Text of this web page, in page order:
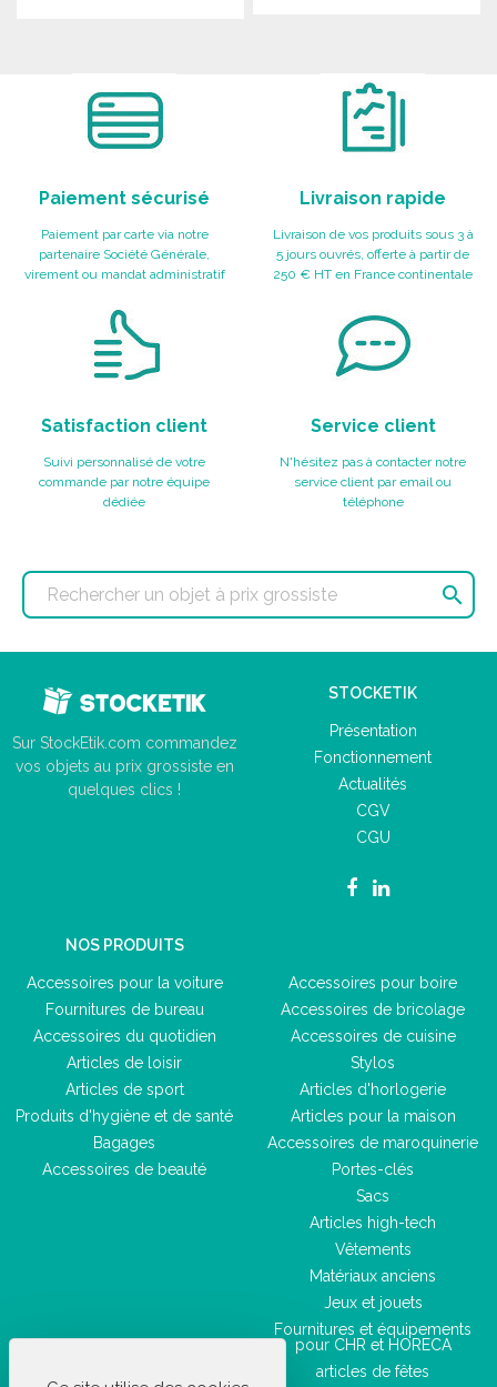
Paiement sécurisé
Paiement par carte via notre
partenaire Société Générale,
virement ou mandat administratif
Livraison rapide
Livraison de vos produits sous 3 à
5 jours ouvrés, offerte à partir de
250 € HT en France continentale
Satisfaction client
Suivi personnalisé de votre
commande par notre équipe
dédiée
Service client
N'hésitez pas à contacter notre
service client par email ou
téléphone

Sur StockEtik.com commandez
vos objets au prix grossiste en
quelques clics !
STOCKETIK
Présentation
Fonctionnement
Actualités
CGV
CGU
NOS PRODUITS
Accessoires pour la voiture
Fournitures de bureau
Accessoires du quotidien
Articles de loisir
Articles de sport
Produits d'hygiène et de santé
Bagages
Accessoires de beauté
Accessoires pour boire
Accessoires de bricolage
Accessoires de cuisine
Stylos
Articles d'horlogerie
Articles pour la maison
Accessoires de maroquinerie
Portes-clés
Sacs
Articles high-tech
Vêtements
Matériaux anciens
Jeux et jouets
Fournitures et équipements
pour CHR et HORECA
articles de fêtes